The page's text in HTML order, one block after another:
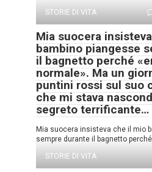
STORIE DI VITA
Mia suocera
bambino piangesse
il bagnetto perché
normale». Ma un
puntini rossi sul suo
che mi stava
segreto terrificante…
Mia suocera insisteva che il mio
sempre durante il bagnetto
STORIE DI VITA